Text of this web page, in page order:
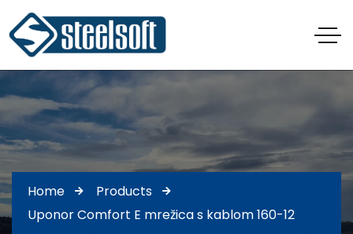
Home
Products
Uponor Comfort E mrežica s kablom 160-12